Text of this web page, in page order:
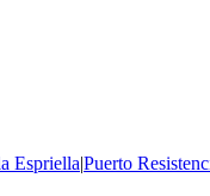
Espriella|Puerto